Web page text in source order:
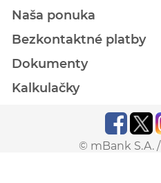
Naša ponuka
Bezkontaktné platby
Dokumenty
Kalkulačky
© mBank S.A. /